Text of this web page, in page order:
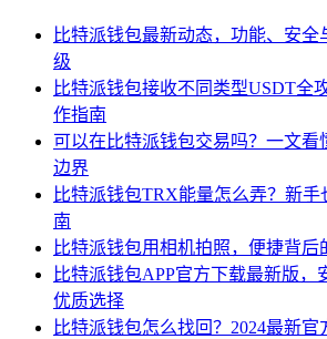
比特派钱包最新动态，功能、安全
级
比特派钱包接收不同类型USDT全
作指南
可以在比特派钱包交易吗？一文看
边界
比特派钱包TRX能量怎么弄？新
南
比特派钱包用相机拍照，便捷背后
比特派钱包APP官方下载最新版，
优质选择
比特派钱包怎么找回？2024最新官